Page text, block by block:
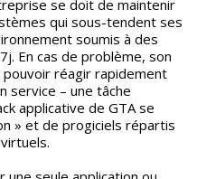
se doit de maintenir
qui sous-tendent ses
soumis à des
En cas de problème, son
réagir rapidement
service – une tâche
applicative de GTA se
» et de progiciels répartis